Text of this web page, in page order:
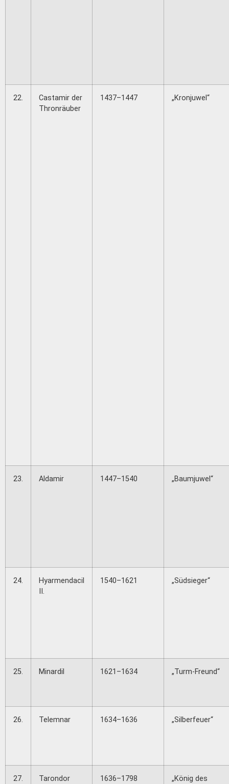
22.
Castamir der
Thronräuber
1437–1447 „Kronjuwel“
23. Aldamir 1447–1540 „Baumjuwel“
24.
Hyarmendacil
II.
1540–1621 „Südsieger“
25. Minardil 1621–1634 „Turm-Freund“
26. Telemnar 1634–1636 „Silberfeuer“
27. Tarondor 1636–1798
„König des